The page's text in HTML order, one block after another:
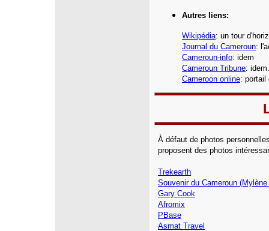
Autres liens:
Wikipédia: un tour
Journal du Cameroun:
Cameroun-info: idem
Cameroun Tribune: idem.
Cameroon online: portail
À défaut de photos
proposent des photos
Trekearth
Souvenir du Cameroun
Gary Cook
Afromix
PBase
Asmat Travel